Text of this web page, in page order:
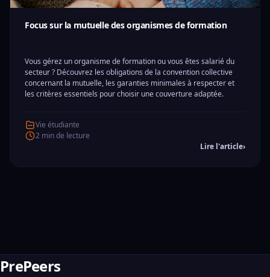
Focus sur la mutuelle des organismes de formation
Vous gérez un organisme de formation ou vous êtes salarié du
secteur ? Découvrez les obligations de la convention collective
concernant la mutuelle, les garanties minimales à respecter et
les critères essentiels pour choisir une couverture adaptée.
Vie étudiante
2 min de lecture
Lire l'article›
PrePeers